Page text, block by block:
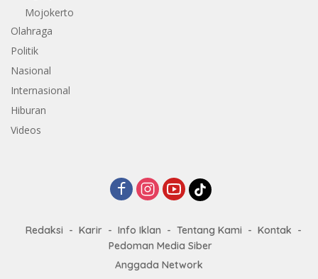
Mojokerto
Olahraga
Politik
Nasional
Internasional
Hiburan
Videos
Redaksi Karir Info Iklan Tentang Kami
Kontak
Pedoman Media Siber
Anggada Network